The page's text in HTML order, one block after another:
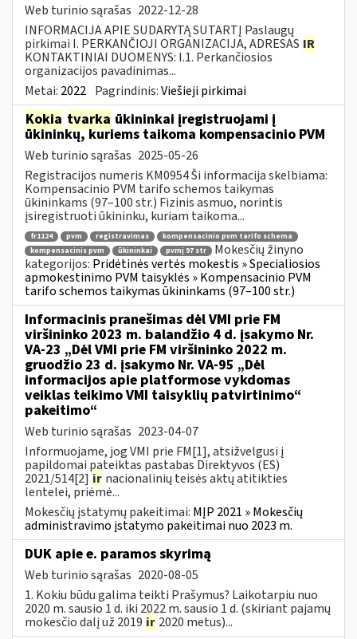
Web turinio sąrašas 2022-12-28
INFORMACIJA APIE SUDARYTĄ SUTARTĮ Paslaugų
pirkimai I. PERKANČIOJI ORGANIZACIJA, ADRESAS IR
KONTAKTINIAI DUOMENYS: I.1. Perkančiosios
organizacijos pavadinimas...
Metai: 2022 Pagrindinis:Viešieji pirkimai
Kokia tvarka ūkininkai įregistruojami į
ūkininkų, kuriems taikoma kompensacinio PVM
Web turinio sąrašas 2025-05-26
Registracijos numeris KM0954 Ši informacija skelbiama:
Kompensacinio PVM tarifo schemos taikymas
ūkininkams (97–100 str.) Fizinis asmuo, norintis
įsiregistruoti ūkininku, kuriam taikoma...
fr1124 pvm registravimas
kompensacinio pvm tarifo schema
kompensacinis pvm
ūkininkai pvmį 97 str
Mokesčių žinyno
kategorijos: Pridėtinės vertės mokestis » Specialiosios
apmokestinimo PVM taisyklės » Kompensacinio PVM
tarifo schemos taikymas ūkininkams (97–100 str.)
Informacinis pranešimas dėl VMI prie FM
viršininko 2023 m. balandžio 4 d. įsakymo Nr.
VA-23 „Dėl VMI prie FM viršininko 2022 m.
gruodžio 23 d. įsakymo Nr. VA-95 „Dėl
informacijos apie platformose vykdomas
veiklas teikimo VMI taisyklių patvirtinimo“
pakeitimo“
Web turinio sąrašas 2023-04-07
Informuojame, jog VMI prie FM[1], atsižvelgusi į
papildomai pateiktas pastabas Direktyvos (ES)
2021/514[2] ir nacionalinių teisės aktų atitikties
lentelei, priėmė...
Mokesčių įstatymų pakeitimai: MĮP 2021 » Mokesčių
administravimo įstatymo pakeitimai nuo 2023 m.
DUK apie e. paramos skyrimą
Web turinio sąrašas 2020-08-05
1. Kokiu būdu galima teikti Prašymus? Laikotarpiu nuo
2020 m. sausio 1 d. iki 2022 m. sausio 1 d. (skiriant pajamų
mokesčio dalį už 2019 ir 2020 metus)...